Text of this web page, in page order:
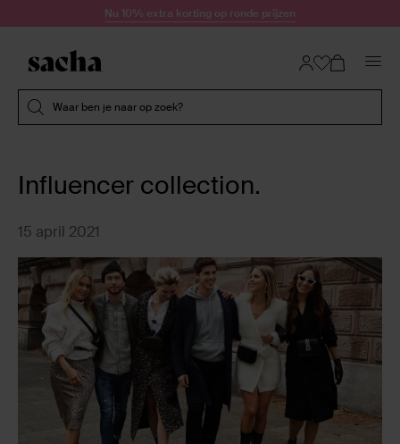
Doorgaan naar artikelNu 10% extra korting op ronde prijzen
Waar ben je naar op zoek?
Influencer collection.
15 april 2021